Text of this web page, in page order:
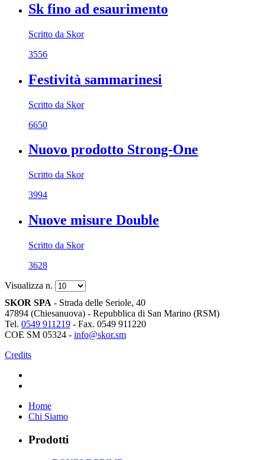
Sk fino ad esaurimento
Scritto da Skor
3556
Festività sammarinesi
Scritto da Skor
6650
Nuovo prodotto Strong-One
Scritto da Skor
3994
Nuove misure Double
Scritto da Skor
3628
Visualizza n.
SKOR SPA - Strada delle Seriole, 40
47894 (Chiesanuova) - Repubblica di San Marino (RSM)
Tel. 0549 911219 - Fax. 0549 911220
COE SM 05324 - info@skor.sm
Credits
Home
Chi Siamo
Prodotti